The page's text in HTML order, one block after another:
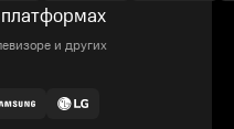
и других